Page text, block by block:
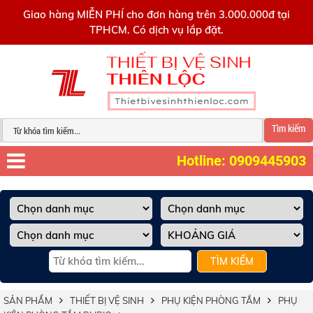
Giao hàng MIỄN PHÍ cho đơn hàng trên 3.000.000đ tại
TPHCM. Có dịch vụ lắp đặt.
Tìm kiếm
Hotline: 0909445903
TÌM KIẾM
SẢN PHẨM THIẾT BỊ VỆ SINH PHỤ KIỆN PHÒNG TẮM
PHỤ
0909445903